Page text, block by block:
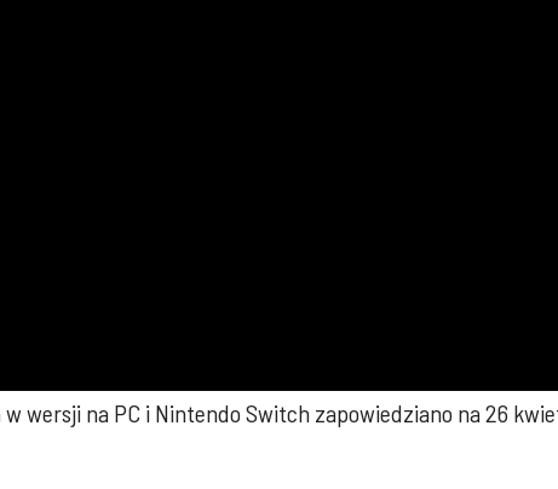
wersji na PC i Nintendo Switch zapowiedziano na 26